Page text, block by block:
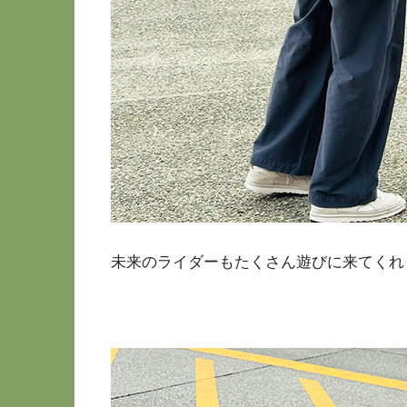
未来のライダーもたくさん遊びに来てく